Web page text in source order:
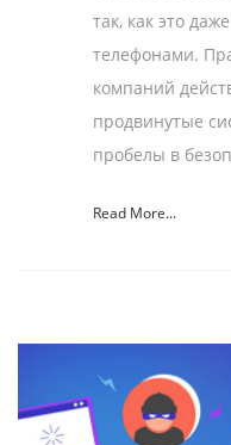
так, как это
телефонами.
компаний
продвинутые
пробелы в
Read More...